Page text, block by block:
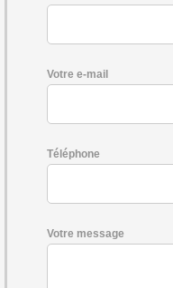
Votre e-mail
Téléphone
Votre message